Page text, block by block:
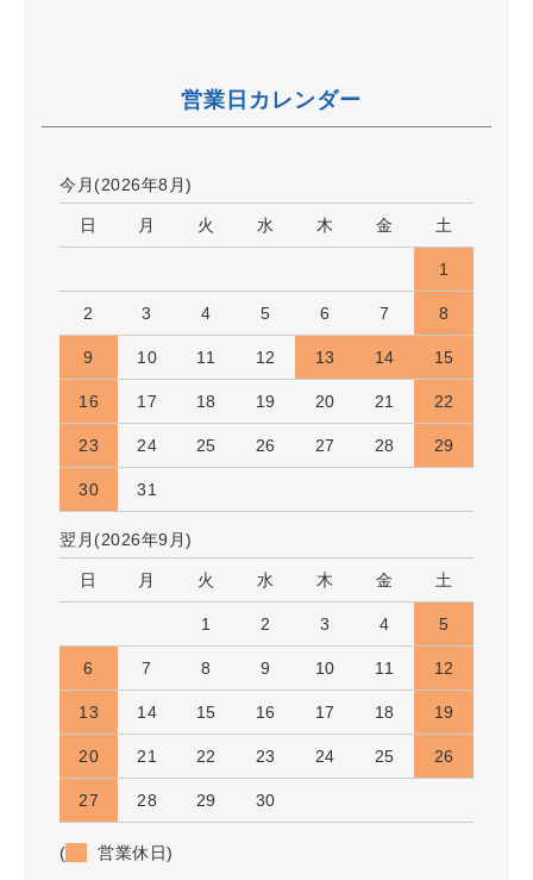
営業日カレンダー
今月(2026年8月)
日 月 火 水 木 金 土
1
2 3 4 5 6 7 8
9 10 11 12 13 14 15
16 17 18 19 20 21 22
23 24 25 26 27 28 29
30 31
翌月(2026年9月)
日 月 火 水 木 金 土
1 2 3 4 5
6 7 8 9 10 11 12
13 14 15 16 17 18 19
20 21 22 23 24 25 26
27 28 29 30
( 営業休日)